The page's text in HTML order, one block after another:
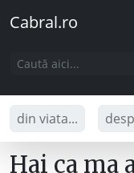
Cabral.ro
din viata...
Hai ca ma